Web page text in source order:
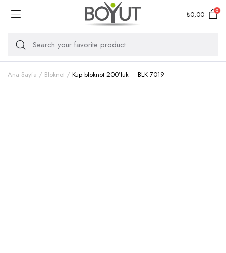
₺0,00 0
Ana Sayfa Bloknot Küp bloknot 200’lük – BLK 7019